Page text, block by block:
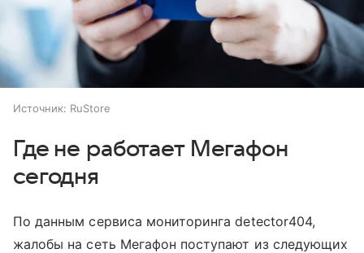
Источник: RuStore
Где не работает Мегафон
сегодня
По данным сервиса мониторинга detector404,
жалобы на сеть Мегафон поступают из следующих